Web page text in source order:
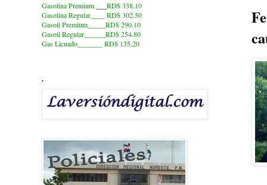
Gasolina Premium
RD$ 338.10
Gasolina Regular____ RD$ 302.50
Gasoil Premium_____RD$ 290.10
Gasoil Regular______RD$ 254.80
Gas Licuado_______
RD$ 135.20
.